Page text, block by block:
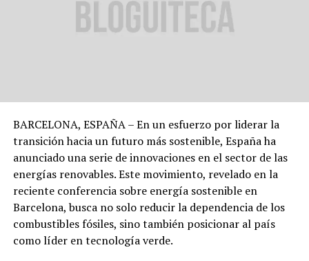
BARCELONA, ESPAÑA – En un esfuerzo por liderar la
transición hacia un futuro más sostenible, España ha
anunciado una serie de innovaciones en el sector de las
energías renovables. Este movimiento, revelado en la
reciente conferencia sobre energía sostenible en
Barcelona, busca no solo reducir la dependencia de los
combustibles fósiles, sino también posicionar al país
como líder en tecnología verde.